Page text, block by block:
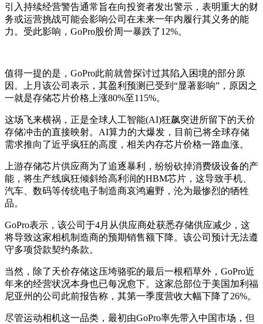
引入持续经营警告通常旨在向投资者发出警示，表明重大的财
务或运营挑战可能会影响公司在未来一年内履行其义务的能
力。受此影响，GoPro股价周一暴跌了12%。
值得一提的是，GoPro此前就曾探讨过其陷入困境的部分原
因。上月该公司表示，其盈利预测已受到“显著影响”，原因之
一就是存储芯片价格上涨80%至115%。
这场飞来横祸，正是全球人工智能(AI)狂飙突进所留下的天价
存储冲击的直接映射。AI算力的大爆发，目前已将全球存储
需求推向了近乎疯狂的高度，相关内存芯片价格一路血涨。
上游存储芯片供应商为了追逐暴利，纷纷砍掉消费级设备的产
能，将生产线疯狂倾斜给高利润的HBM芯片，这导致手机、
汽车、数码等传统电子制造商哀鸿遍野，沦为最惨烈的牺牲
品。
GoPro表示，该公司于4月从供应商处获悉存储供应减少，这
将导致这家相机制造商的预期销售额下降。该公司预计无法遵
守多项贷款契约条款。
当然，除了天价存储这压垮骆驼的最后一根稻草外，GoPro近
年来的经营状况本身也已每况愈下。这家总部位于美国加利福
尼亚州的公司此前报告称，其第一季度营收大幅下降了26%。
尽管运动相机这一品类，最初由GoPro率先带入中国市场，但